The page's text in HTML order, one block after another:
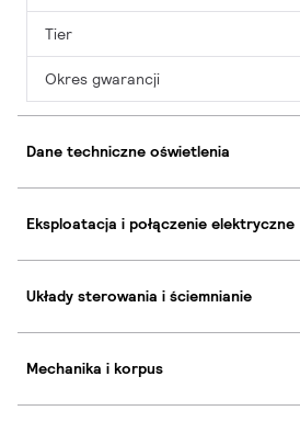
Tier
Okres gwarancji
Dane techniczne oświetlenia
Eksploatacja i połączenie elektryczne
Układy sterowania i ściemnianie
Mechanika i korpus